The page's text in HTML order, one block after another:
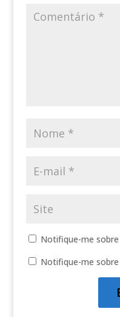
Notifique-me
Notifique-me